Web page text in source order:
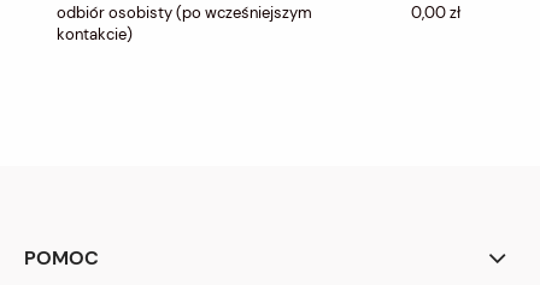
odbiór osobisty(po wcześniejszym
kontakcie)
0,00 zł
POMOC